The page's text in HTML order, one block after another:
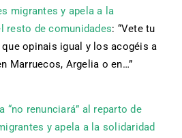
migrantes y apela a la
resto de comunidades: “Vete tu
opinais igual y los acogéis a
Marruecos, Argelia o en…”
“no renunciará” al reparto de
y apela a la solidaridad